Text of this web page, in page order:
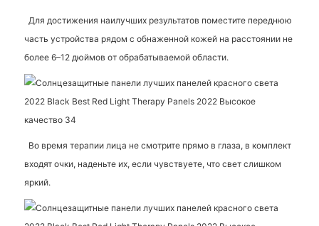
Для достижения наилучших результатов поместите переднюю
часть устройства рядом с обнаженной кожей на расстоянии не
более 6–12 дюймов от обрабатываемой области.
Во время терапии лица не смотрите прямо в глаза, в комплект
входят очки, наденьте их, если чувствуете, что свет слишком
яркий.